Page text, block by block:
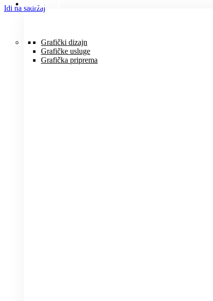
Idi na sadržajUSLUGE
Grafički dizajn
Grafičke usluge
Grafička priprema